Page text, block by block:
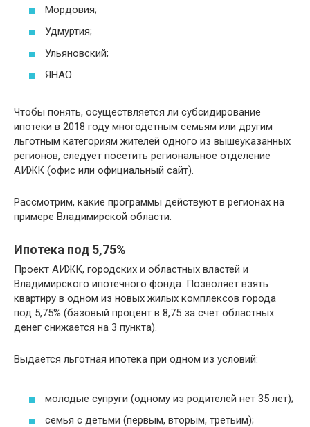
Мордовия;
Удмуртия;
Ульяновский;
ЯНАО.
Чтобы понять, осуществляется ли субсидирование
ипотеки в 2018 году многодетным семьям или другим
льготным категориям жителей одного из вышеуказанных
регионов, следует посетить региональное отделение
АИЖК (офис или официальный сайт).
Рассмотрим, какие программы действуют в регионах на
примере Владимирской области.
Ипотека под 5,75%
Проект АИЖК, городских и областных властей и
Владимирского ипотечного фонда. Позволяет взять
квартиру в одном из новых жилых комплексов города
под 5,75% (базовый процент в 8,75 за счет областных
денег снижается на 3 пункта).
Выдается льготная ипотека при одном из условий:
молодые супруги (одному из родителей нет 35 лет);
семья с детьми (первым, вторым, третьим);